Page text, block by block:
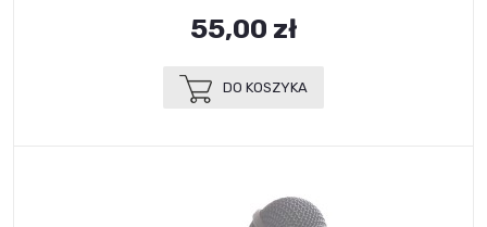
55,00 zł
DO KOSZYKA